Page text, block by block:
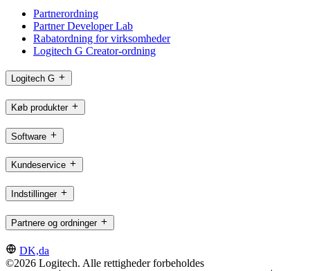
Partnerordning
Partner Developer Lab
Rabatordning for virksomheder
Logitech G Creator-ordning
Logitech G
Køb produkter
Software
Kundeservice
Indstillinger
Partnere og ordninger
DK,da
©2026 Logitech. Alle rettigheder forbeholdes